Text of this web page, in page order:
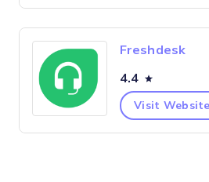
Freshdesk
4.4
Visit Website